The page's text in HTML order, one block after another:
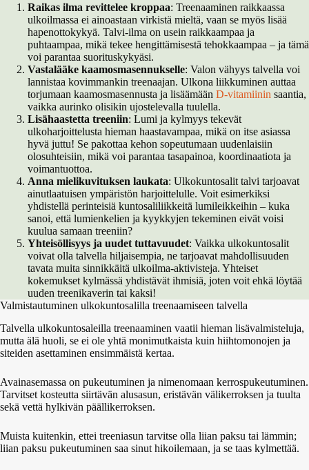
Raikas ilma revittelee kroppaa: Treenaaminen raikkaassa
ulkoilmassa ei ainoastaan virkistä mieltä, vaan se myös lisää
hapenottokykyä. Talvi-ilma on usein raikkaampaa ja
puhtaampaa, mikä tekee hengittämisestä tehokkaampaa – ja tämä
voi parantaa suorituskykyäsi.
Vastalääke kaamosmasennukselle: Valon vähyys talvella voi
lannistaa kovimmankin treenaajan. Ulkona liikkuminen auttaa
torjumaan kaamosmasennusta ja lisäämään D-vitamiinin saantia,
vaikka aurinko olisikin ujostelevalla tuulella.
Lisähaastetta treeniin: Lumi ja kylmyys tekevät
ulkoharjoittelusta hieman haastavampaa, mikä on itse asiassa
hyvä juttu! Se pakottaa kehon sopeutumaan uudenlaisiin
olosuhteisiin, mikä voi parantaa tasapainoa, koordinaatiota ja
voimantuottoa.
Anna mielikuvituksen laukata: Ulkokuntosalit talvi tarjoavat
ainutlaatuisen ympäristön harjoittelulle. Voit esimerkiksi
yhdistellä perinteisiä kuntosaliliikkeitä lumileikkeihin – kuka
sanoi, että lumienkelien ja kyykkyjen tekeminen eivät voisi
kuulua samaan treeniin?
Yhteisöllisyys ja uudet tuttavuudet: Vaikka ulkokuntosalit
voivat olla talvella hiljaisempia, ne tarjoavat mahdollisuuden
tavata muita sinnikkäitä ulkoilma-aktivisteja. Yhteiset
kokemukset kylmässä yhdistävät ihmisiä, joten voit ehkä löytää
uuden treenikaverin tai kaksi!
Valmistautuminen ulkokuntosalilla treenaamiseen talvella
Talvella ulkokuntosaleilla treenaaminen vaatii hieman lisävalmisteluja,
mutta älä huoli, se ei ole yhtä monimutkaista kuin hiihtomonojen ja
siteiden asettaminen ensimmäistä kertaa.
Avainasemassa on pukeutuminen ja nimenomaan kerrospukeutuminen.
Tarvitset kosteutta siirtävän alusasun, eristävän välikerroksen ja tuulta
sekä vettä hylkivän päällikerroksen.
Muista kuitenkin, ettei treeniasun tarvitse olla liian paksu tai lämmin;
liian paksu pukeutuminen saa sinut hikoilemaan, ja se taas kylmettää.